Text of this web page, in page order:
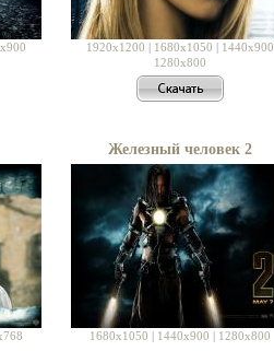
1920x1200 | 1680x1050 | 1440x900
1280x800
Железный человек 2
1680x1050 | 1440x900 | 1280x800